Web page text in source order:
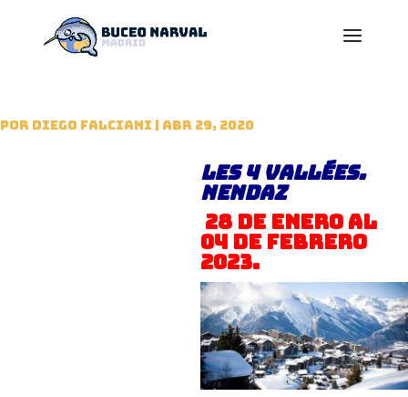
por Diego Falciani | Abr 29, 2020
Les 4 Vallées.
Nendaz
28 de Enero al
04 de Febrero
2023.